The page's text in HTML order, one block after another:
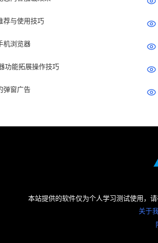
荐与使用技巧
机浏览器
功能拓展操作技巧
弹窗广告
本站提供的软件仅为个人学习测试使用，
关于